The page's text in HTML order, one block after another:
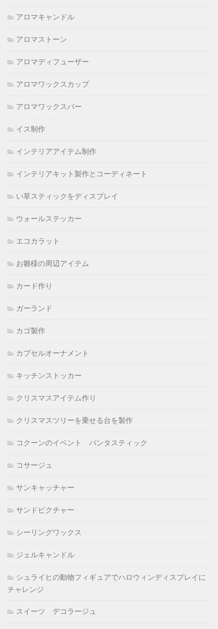
アロマキャンドル
アロマストーン
アロマディフューザー
アロマワックスカップ
アロマワックスバー
イス制作
インテリアアイテム制作
インテリアキット製作とコーディネート
い草スティックをディスプレイ
ウォールステッカー
エコカラット
お雛様の周辺アイテム
カード作り
ガーランド
カゴ製作
カプセルオーナメント
キッチンストッカー
クリスマスアイテム作り
クリスマスツリーを乗せる台を製作
コクーンのイベント パンタスティック
コサージュ
サンキャッチャー
サンドピクチャー
シーリングワックス
ジェルキャンドル
シュライヒの動物フィギュアでハロウィンディスプレイに
チャレンジ
スイーツ デコラージュ